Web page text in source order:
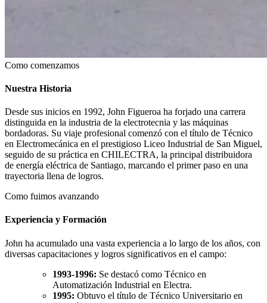
Como comenzamos
Nuestra Historia
Desde sus inicios en 1992, John Figueroa ha forjado una carrera
distinguida en la industria de la electrotecnia y las máquinas
bordadoras. Su viaje profesional comenzó con el título de Técnico
en Electromecánica en el prestigioso Liceo Industrial de San Miguel,
seguido de su práctica en CHILECTRA, la principal distribuidora
de energía eléctrica de Santiago, marcando el primer paso en una
trayectoria llena de logros.
Como fuimos avanzando
Experiencia y Formación
John ha acumulado una vasta experiencia a lo largo de los años, con
diversas capacitaciones y logros significativos en el campo:
1993-1996: Se destacó como Técnico en
Automatización Industrial en Electra.
1995: Obtuvo el título de Técnico Universitario en